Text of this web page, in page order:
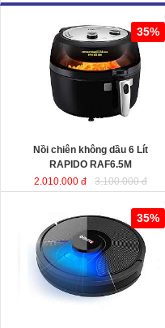
Nồi chiên không dầu 6 Lít RAPIDO
sử dụng chất liệu nhựa
ABS an toàn và bền bỉ. Ngoài ra,
lòng nồi được sản xuất từ chất liệu
thép không gỉ phủ men chống dính,
giúp cho thực phẩm không bị dính,
vỡ nát trong quá trình chiên, rán…
35%
Nồi chiên không dầu 6 Lít
RAPIDO RAF6.5M
2.010.000 đ
3.100.000 đ
Robot hút bụi lau nhà thông minh
cao cấp RAPIDO RR8
35%